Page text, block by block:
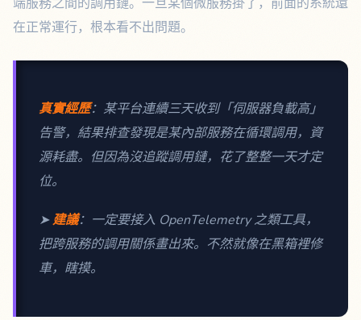
在正常運行，根本看不出問題。
真實經歷：某平台連續三天收到「伺服器負載高」
告警，結果排查發現是某內部服務在循環調用，資
源耗盡。但因為沒追蹤調用鏈，花了整整一天才定
位。
➤建議：一定要接入 OpenTelemetry 之類工具，
把跨服務的調用關係畫出來。不然就像在黑箱裡修
車，瞎摸。